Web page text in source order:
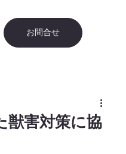
お問合せ
獣害対策に協